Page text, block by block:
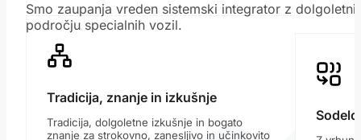
Smo zaupanja vreden sistemski integrator z
področju specialnih vozil.
Tradicija, znanje in izkušnje
Tradicija, dolgoletne izkušnje in bogato
znanje za strokovno, zanesljivo in učinkovito